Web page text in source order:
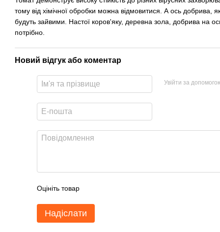
тому від хімічної обробки можна відмовитися. А ось добрива,
будуть зайвими. Настої коров'яку, деревна зола, добрива на
потрібно.
Новий відгук або коментар
Увійти за
Оцініть товар
Надіслати